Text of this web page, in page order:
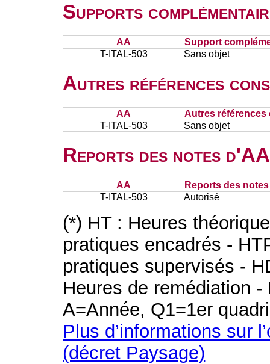
Supports
AA
Support
T-ITAL-503
Sans objet
Autres références
AA
Autres références
T-ITAL-503
Sans objet
Reports des notes
AA
Reports des
T-ITAL-503
Autorisé
(*) HT : Heures
pratiques encadrés -
pratiques supervisés -
Heures de remédiation
A=Année, Q1=1er
Plus d’informations sur
(décret Paysage)